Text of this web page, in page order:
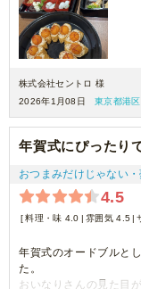
株式会社セントロ 様
2026年1月08日
東京都港区
年賀式にぴったり
おつまみだけじゃない
4.5
料理・味 4.0 雰囲気 4.5
年賀式のオードブルと
た。
おいなりさんの見た目